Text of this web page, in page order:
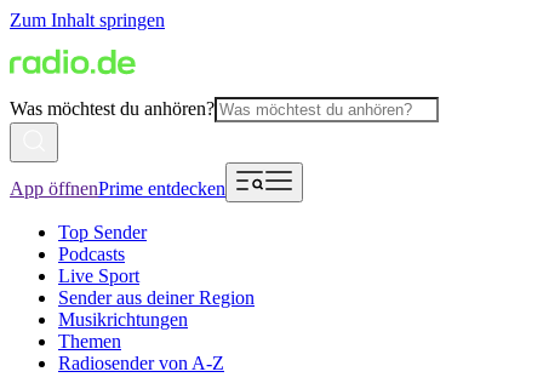
Zum Inhalt springen
Was möchtest du anhören?
App öffnenPrime entdecken
Top Sender
Podcasts
Live Sport
Sender aus deiner Region
Musikrichtungen
Themen
Radiosender von A-Z